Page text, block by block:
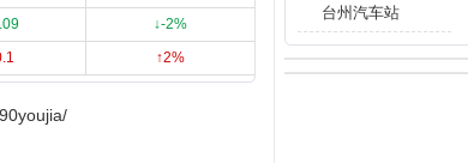
↓-2%
↑2%
台州汽车站